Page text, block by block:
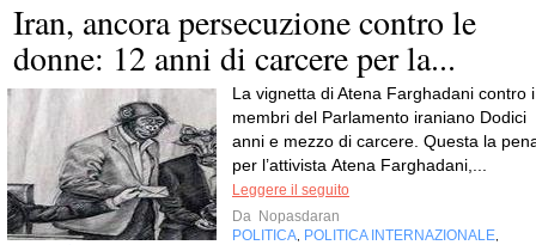
Iran, ancora persecuzione contro le
donne: 12 anni di carcere per la...
La vignetta di Atena Farghadani contro i
membri del Parlamento iraniano Dodici
anni e mezzo di carcere. Questa la
per l’attivista Atena Farghadani,...
Leggere il seguito
Da Nopasdaran
POLITICA POLITICA INTERNAZIONALE